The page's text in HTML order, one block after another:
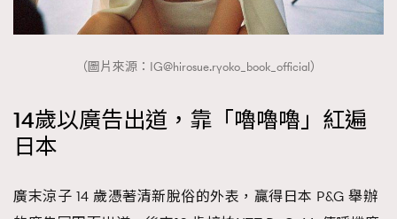
TRENDING
（圖片來源： IG@hirosue.ryoko_book_official）
14歲以廣告出道，靠「嚕嚕嚕」紅遍
日本
廣末涼子 14 歲憑著清新脫俗的外表，贏得日本 P&G 舉辦